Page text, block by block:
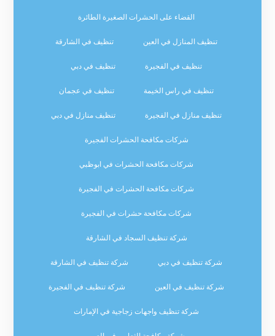
القضاء على الحشرات الصغيرة الطائرة
تنظيف المنازل في العين تنظيف في الشارقة
تنظيف في الفجيرة تنظيف في دبي
تنظيف في راس الخيمة تنظيف في عجمان
تنظيف منازل في الفجيرة تنظيف منازل في دبي
شركات مكافحة الحشرات الفجيرة
شركات مكافحة الحشرات في ابوظبي
شركات مكافحة الحشرات في الفجيرة
شركات مكافحة حشرات في الفجيرة
شركة تنظيف السجاد في الشارقة
شركة تنظيف في دبي شركة تنظيف في الشارقة
شركة تنظيف في العين شركة تنظيف في الفجيرة
شركة تنظيف واجهات زجاجية في الإمارات